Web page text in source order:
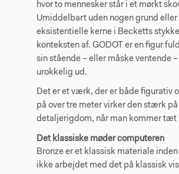
hvor to mennesker står i et mørkt
Umiddelbart uden nogen grund
eksistentielle kerne i Becketts
konteksten af. GODOT er en figur
sin stående – eller måske ventende
urokkelig ud.
Det er et værk, der er både figurativ
på over tre meter virker den stærk
detaljerigdom, når man kommer tæt
Det klassiske møder computeren
Bronze er et klassisk materiale
ikke arbejdet med det på klassisk